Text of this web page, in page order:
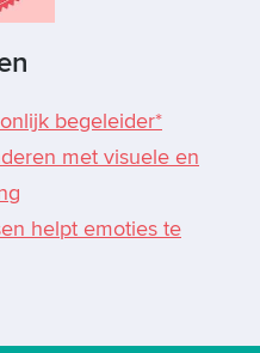
begeleider*
met visuele en
helpt emoties te